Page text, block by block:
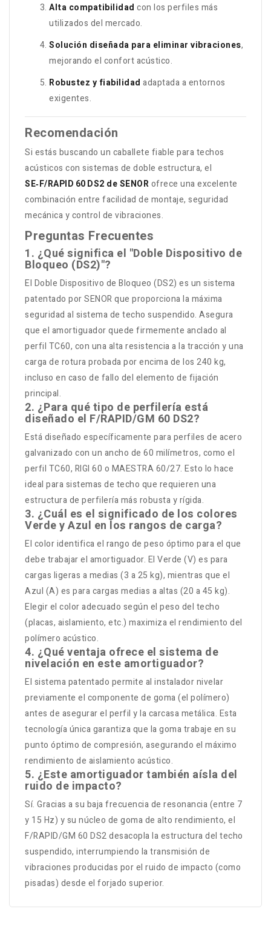
Alta compatibilidad con los perfiles más
utilizados del mercado.
Solución diseñada para eliminar vibraciones,
mejorando el confort acústico.
Robustez y fiabilidad adaptada a entornos
exigentes.
Recomendación
Si estás buscando un caballete fiable para techos
acústicos con sistemas de doble estructura, el
SE‑F/RAPID 60 DS2 de SENORofrece una excelente
combinación entre facilidad de montaje, seguridad
mecánica y control de vibraciones.
Preguntas Frecuentes
1. ¿Qué significa el "Doble Dispositivo de
Bloqueo (DS2)"?
El Doble Dispositivo de Bloqueo (DS2) es un sistema
patentado por SENOR que proporciona la máxima
seguridad al sistema de techo suspendido. Asegura
que el amortiguador quede firmemente anclado al
perfil TC60, con una alta resistencia a la tracción y una
carga de rotura probada por encima de los 240 kg,
incluso en caso de fallo del elemento de fijación
principal.
2. ¿Para qué tipo de perfilería está
diseñado el F/RAPID/GM 60 DS2?
Está diseñado específicamente para perfiles de acero
galvanizado con un ancho de 60 milímetros, como el
perfil TC60, RIGI 60 o MAESTRA 60/27. Esto lo hace
ideal para sistemas de techo que requieren una
estructura de perfilería más robusta y rígida.
3. ¿Cuál es el significado de los colores
Verde y Azul en los rangos de carga?
El color identifica el rango de peso óptimo para el que
debe trabajar el amortiguador. El Verde (V) es para
cargas ligeras a medias (3 a 25 kg), mientras que el
Azul (A) es para cargas medias a altas (20 a 45 kg).
Elegir el color adecuado según el peso del techo
(placas, aislamiento, etc.) maximiza el rendimiento del
polímero acústico.
4. ¿Qué ventaja ofrece el sistema de
nivelación en este amortiguador?
El sistema patentado permite al instalador nivelar
previamente el componente de goma (el polímero)
antes de asegurar el perfil y la carcasa metálica. Esta
tecnología única garantiza que la goma trabaje en su
punto óptimo de compresión, asegurando el máximo
rendimiento de aislamiento acústico.
5. ¿Este amortiguador también aísla del
ruido de impacto?
Sí. Gracias a su baja frecuencia de resonancia (entre 7
y 15 Hz) y su núcleo de goma de alto rendimiento, el
F/RAPID/GM 60 DS2 desacopla la estructura del techo
suspendido, interrumpiendo la transmisión de
vibraciones producidas por el ruido de impacto (como
pisadas) desde el forjado superior.